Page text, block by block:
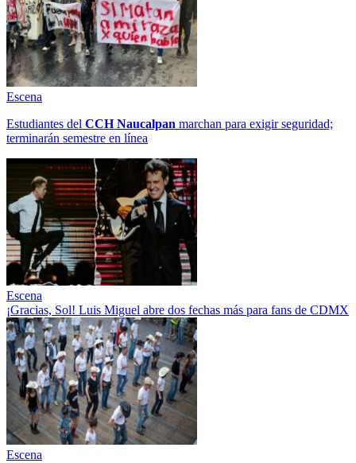
Escena
Estudiantes del CCH Naucalpan marchan para exigir seguridad;
terminarán semestre en línea
Escena
¡Gracias, Sol! Luis Miguel abre dos fechas más para fans de CDMX
Escena